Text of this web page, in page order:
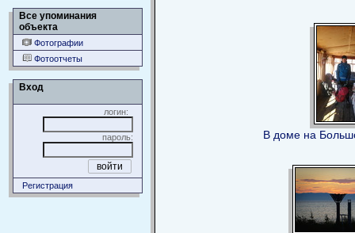
Все упоминания
объекта
Фотографии
Фотоотчеты
Вход
логин:
пароль:
Регистрация
В доме на